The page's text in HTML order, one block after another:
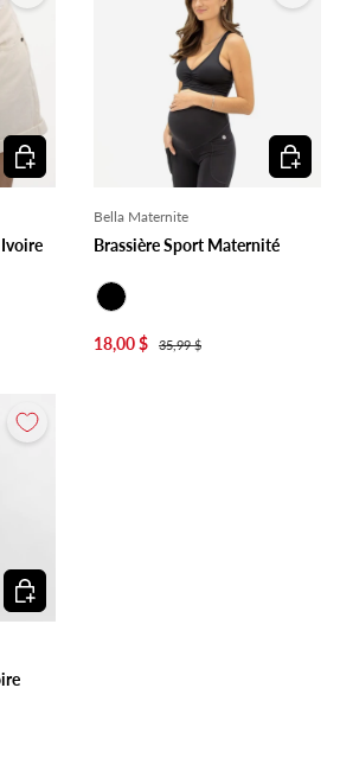
Choisir les options
Bella Maternite
Brassière Sport Maternité
18,00 $
35,99 $
Choisir
Choisir les options